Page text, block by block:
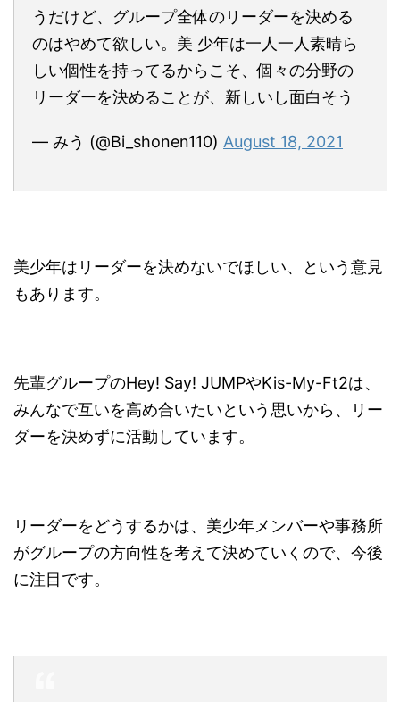
うだけど、グループ全体のリーダーを決める
のはやめて欲しい。美 少年は一人一人素晴ら
しい個性を持ってるからこそ、個々の分野の
リーダーを決めることが、新しいし面白そう
— みう (@Bi_shonen110) August 18, 2021
美少年はリーダーを決めないでほしい、という意見
もあります。
先輩グループのHey! Say! JUMPやKis-My-Ft2は、
みんなで互いを高め合いたいという思いから、リー
ダーを決めずに活動しています。
リーダーをどうするかは、美少年メンバーや事務所
がグループの方向性を考えて決めていくので、今後
に注目です。